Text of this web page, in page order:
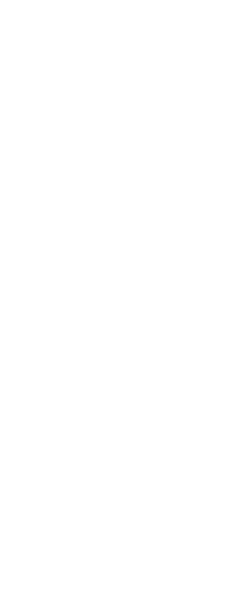
ЕС объем
в